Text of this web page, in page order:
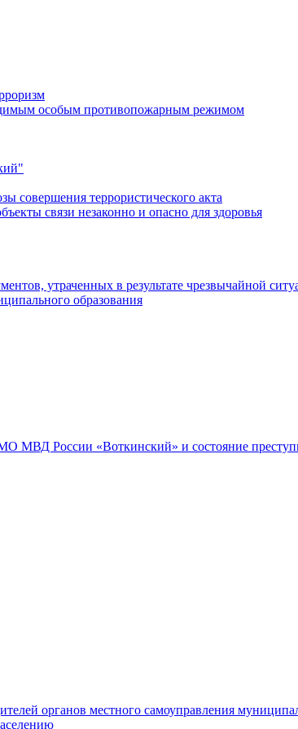
особым противопожарным режимом
совершения террористического акта
связи незаконно и опасно для здоровья
утраченных в результате чрезвычайной
образования
МВД России «Воткинский» и состояние
органов местного самоуправления